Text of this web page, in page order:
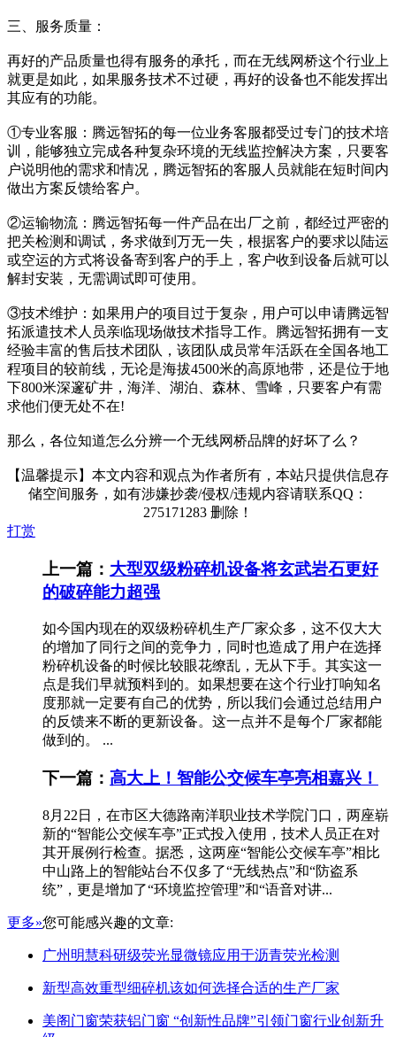
三、服务质量：
再好的产品质量也得有服务的承托，而在无线网桥这个行业上
就更是如此，如果服务技术不过硬，再好的设备也不能发挥出
其应有的功能。
①专业客服：腾远智拓的每一位业务客服都受过专门的技术培
训，能够独立完成各种复杂环境的无线监控解决方案，只要客
户说明他的需求和情况，腾远智拓的客服人员就能在短时间内
做出方案反馈给客户。
②运输物流：腾远智拓每一件产品在出厂之前，都经过严密的
把关检测和调试，务求做到万无一失，根据客户的要求以陆运
或空运的方式将设备寄到客户的手上，客户收到设备后就可以
解封安装，无需调试即可使用。
③技术维护：如果用户的项目过于复杂，用户可以申请腾远智
拓派遣技术人员亲临现场做技术指导工作。腾远智拓拥有一支
经验丰富的售后技术团队，该团队成员常年活跃在全国各地工
程项目的较前线，无论是海拔4500米的高原地带，还是位于地
下800米深邃矿井，海洋、湖泊、森林、雪峰，只要客户有需
求他们便无处不在!
那么，各位知道怎么分辨一个无线网桥品牌的好坏了么？
【温馨提示】本文内容和观点为作者所有，本站只提供信息存
储空间服务，如有涉嫌抄袭/侵权/违规内容请联系QQ：
275171283 删除！
打赏
上一篇： 大型双级粉碎机设备将玄武岩石更好
的破碎能力超强
如今国内现在的双级粉碎机生产厂家众多，这不仅大大
的增加了同行之间的竞争力，同时也造成了用户在选择
粉碎机设备的时候比较眼花缭乱，无从下手。其实这一
点是我们早就预料到的。如果想要在这个行业打响知名
度那就一定要有自己的优势，所以我们会通过总结用户
的反馈来不断的更新设备。这一点并不是每个厂家都能
做到的。 ...
下一篇： 高大上！智能公交候车亭亮相嘉兴！
8月22日，在市区大德路南洋职业技术学院门口，两座崭
新的“智能公交候车亭”正式投入使用，技术人员正在对
其开展例行检查。据悉，这两座“智能公交候车亭”相比
中山路上的智能站台不仅多了“无线热点”和“防盗系
统”，更是增加了“环境监控管理”和“语音对讲...
更多»您可能感兴趣的文章:
广州明慧科研级荧光显微镜应用于沥青荧光检测
新型高效重型细碎机该如何选择合适的生产厂家
美阁门窗荣获铝门窗 “创新性品牌”引领门窗行业创新升